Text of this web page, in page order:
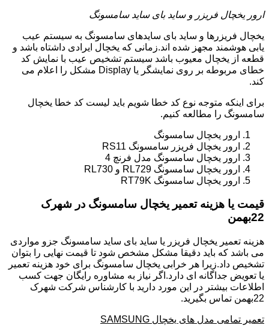
ارور یخچال فریزر و ساید بای ساید سامسونگ
یخچال فریزرها و ساید بای سایدهای سامسونگ به سیستم عیب
یابی هوشمند مجهز شده اند.زمانی که یخچال ایرادی داشتاه باشد و
قطعه از یخچال معیوب باشد سیستم تشخیص عیب با نمایش کد
خطای مربوطه بر روی نمایشگر یا Display مشکل را اعلام می
کند.
برای اینکه متوجه نوع کد خطا شویم باید لیست کد خطا یخچال
سامسونگ را مطالعه کنیم.
ارور یخچال سامسونگ
ارور یخچال فریزر سامسونگ RS11
ارور یخچال سامسونگ مدل فرنچ 4
ارور یخچال سامسونگ RL729 و RL730
ارور یخچال سامسونگ RT79K
قیمت یا هزینه تعمیر یخچال سامسونگ در شهرک
22بهمن
هزینه تعمیر یخچال فریزر یا ساید بای ساید سامسونگ جزو مواردی
می باشد که باید دقیقا مشکل مشخص شود تا قیمت نهایی را بتوان
تشخیص داد.زیرا هر خرابی یخچال سامسونگ برای خود هزینه تعمیر
یا تعویض جداگانه ای دارد.اگر نیاز به مشاوره رایگان جهت کسب
اطلاعات بیشتر در این مورد دارید با کارشناس شرکت شهرک
22بهمن تماس بگیرید.
تعمیر تمامی مدل های یخچال SAMSUNG